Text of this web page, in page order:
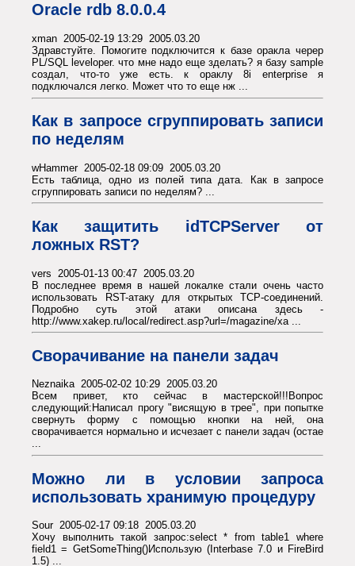
Oracle rdb 8.0.0.4
xman 2005-02-19 13:29 2005.03.20
Здравстуйте. Помогите подключится к базе оракла череp
PL/SQL leveloper. что мне надо еще зделать? я базу sample
создал, что-то уже есть. к ораклу 8i enterprise я
подключался легко. Может что то еще нж ...
Как в запросе сгруппировать записи
по неделям
wHammer 2005-02-18 09:09 2005.03.20
Есть таблица, одно из полей типа дата. Как в запросе
сгруппировать записи по неделям? ...
Как защитить idTCPServer от
ложных RST?
vers 2005-01-13 00:47 2005.03.20
В последнее время в нашей локалке стали очень часто
использовать RST-атаку для открытых TCP-соединений.
Подробно суть этой атаки описана здесь -
http://www.xakep.ru/local/redirect.asp?url=/magazine/xa ...
Сворачивание на панели задач
Neznaika 2005-02-02 10:29 2005.03.20
Всем привет, кто сейчас в мастерской!!!Вопрос
следующий:Написал прогу "висящую в трее", при попытке
свернуть форму с помощью кнопки на ней, она
сворачивается нормально и исчезает с панели задач (остае
...
Можно ли в условии запроса
использовать хранимую процедуру
Sour 2005-02-17 09:18 2005.03.20
Хочу выполнить такой запрос:select * from table1 where
field1 = GetSomeThing()Использую (Interbase 7.0 и FireBird
1.5) ...